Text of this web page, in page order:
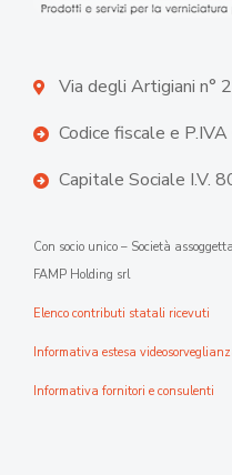
Via degli Artigiani n°
Codice fiscale e
Capitale Sociale I.V.
Con socio unico – Società
FAMP Holding srl
Elenco contributi statali ricevuti
Informativa estesa
Informativa fornitori e consulenti